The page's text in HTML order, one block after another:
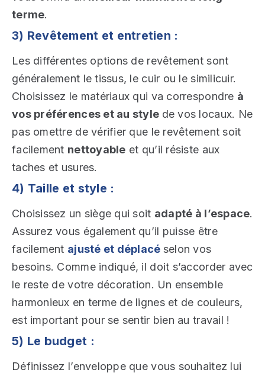
terme.
3) Revêtement et entretien :
Les différentes options de revêtement sont
généralement le tissus, le cuir ou le similicuir.
Choisissez le matériaux qui va correspondre à
vos préférences et au style de vos locaux. Ne
pas omettre de vérifier que le revêtement soit
facilement nettoyable et qu’il résiste aux
taches et usures.
4) Taille et style :
Choisissez un siège qui soit adapté à l’espace.
Assurez vous également qu’il puisse être
facilement ajusté et déplacé selon vos
besoins. Comme indiqué, il doit s’accorder avec
le reste de votre décoration. Un ensemble
harmonieux en terme de lignes et de couleurs,
est important pour se sentir bien au travail !
5) Le budget :
Définissez l’enveloppe que vous souhaitez lui